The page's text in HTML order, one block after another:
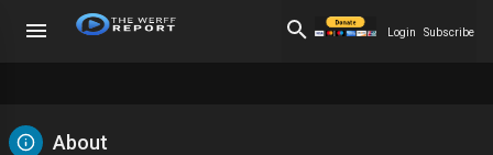
Login Subscribe
About